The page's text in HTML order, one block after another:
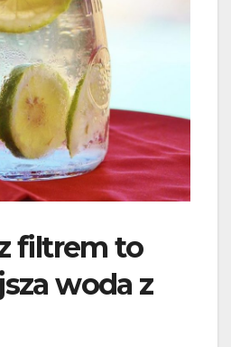
filtrem to
woda z